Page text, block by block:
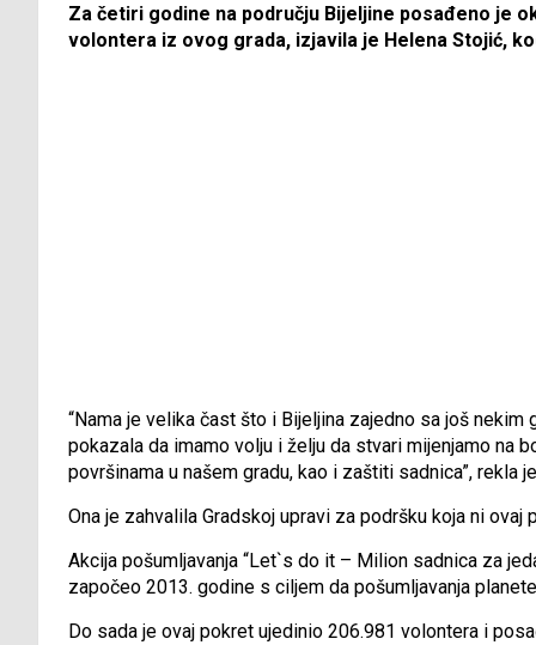
Za četiri godine na području Bijeljine posađeno je
volontera iz ovog grada, izjavila je Helena Stojić,
“Nama je velika čast što i Bijeljina zajedno sa još
pokazala da imamo volju i želju da stvari mijenjamo na
površinama u našem gradu, kao i zaštiti sadnica”, rekla
Ona je zahvalila Gradskoj upravi za podršku koja ni
Akcija pošumljavanja “Let`s do it – Milion sadnica za
započeo 2013. godine s ciljem da pošumljavanja
Do sada je ovaj pokret ujedinio 206.981 volontera i